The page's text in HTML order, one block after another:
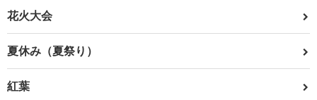
花火大会
夏休み（夏祭り）
紅葉